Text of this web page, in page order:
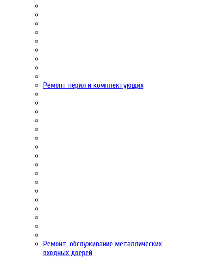
Ремонт перил и комплектующих
Ремонт, обслуживание металлических
входных дверей